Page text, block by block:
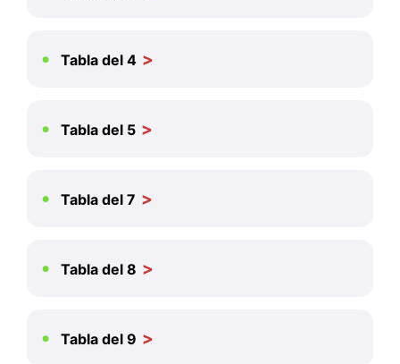
Tabla del 4
Tabla del 5
Tabla del 7
Tabla del 8
Tabla del 9